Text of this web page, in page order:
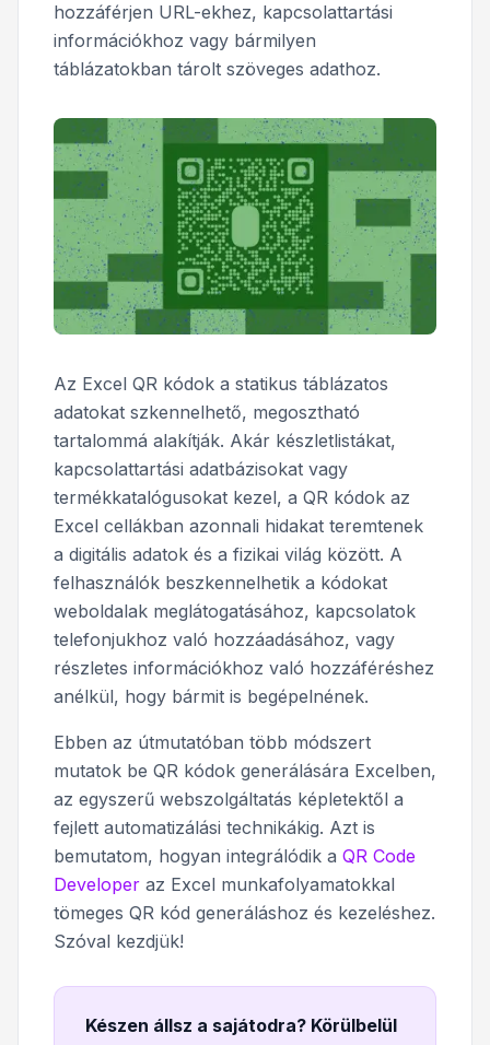
hozzáférjen URL-ekhez, kapcsolattartási
információkhoz vagy bármilyen
táblázatokban tárolt szöveges adathoz.
Az Excel QR kódok a statikus táblázatos
adatokat szkennelhető, megosztható
tartalommá alakítják. Akár készletlistákat,
kapcsolattartási adatbázisokat vagy
termékkatalógusokat kezel, a QR kódok az
Excel cellákban azonnali hidakat teremtenek
a digitális adatok és a fizikai világ között. A
felhasználók beszkennelhetik a kódokat
weboldalak meglátogatásához, kapcsolatok
telefonjukhoz való hozzáadásához, vagy
részletes információkhoz való hozzáféréshez
anélkül, hogy bármit is begépelnének.
Ebben az útmutatóban több módszert
mutatok be QR kódok generálására Excelben,
az egyszerű webszolgáltatás képletektől a
fejlett automatizálási technikákig. Azt is
bemutatom, hogyan integrálódik a QR Code
Developer az Excel munkafolyamatokkal
tömeges QR kód generáláshoz és kezeléshez.
Szóval kezdjük!
Készen állsz a sajátodra? Körülbelül